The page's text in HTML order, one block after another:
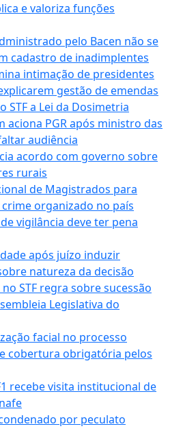
e valoriza funções
pelo Bacen não se
cadastro de inadimplentes
intimação de presidentes
gestão de emendas
STF a Lei da Dosimetria
aciona PGR após ministro das
audiência
acordo com governo sobre
rurais
de Magistrados para
organizado no país
vigilância deve ter pena
após juízo induzir
natureza da decisão
STF regra sobre sucessão
Legislativa do
facial no processo
cobertura obrigatória pelos
recebe visita institucional de
por peculato